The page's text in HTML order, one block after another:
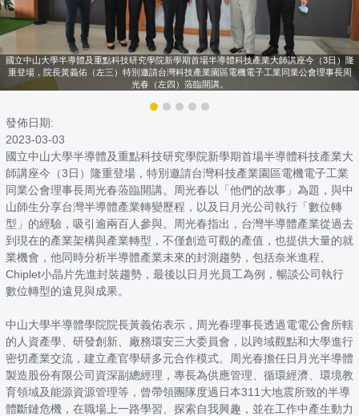
國立中山大學半導體及重點科技研究學院新學期首場半導體科技產業大師講座今（3日）隆
重登場，院長黃義佑（左三）特別邀請台灣科技產業園區電機電子工業同業公會理事長周
光春（左四）蒞臨開講。
發佈日期:
2023-03-03
國立中山大學半導體及重點科技研究學院新學期首場半導體科技產業大
師講座今（3日）隆重登場，特別邀請台灣科技產業園區電機電子工業
同業公會理事長周光春蒞臨開講。周光春以「他們的故事」為題，與中
山師生分享台灣半導體產業轉變歷程，以及日月光公司執行「數位轉
型」的經驗，吸引逾兩百人參與。周光春指出，台灣半導體產業從過去
到現在的產業架構與產業轉型，不僅創造可觀的產值，也提供大量的就
業機會，他同時分析半導體產業未來的封測趨勢，包括奈米進程、
Chiplet小晶片先進封裝趨勢，最後以日月光員工為例，暢談公司執行
數位轉型的遠見與成果。
中山大學半導體學院院長黃義佑表示，周光春理事長透過電電公會所轄
的人資產學、研發創新、廠務環安三大委員會，以跨域觀點和大學進行
密切產業交流，建立產官學研多元合作模式。周光春擔任日月光半導體
製造股份有限公司資深副總經理，專長為供應管理、循環經濟、環境教
育領域及能源資源管理等，曾帶領團隊度過日本311大地震所致的半導
體斷鏈危機，在職場上一路學習、探索自我興趣，並在工作中產生動力